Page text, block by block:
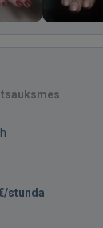
stunda